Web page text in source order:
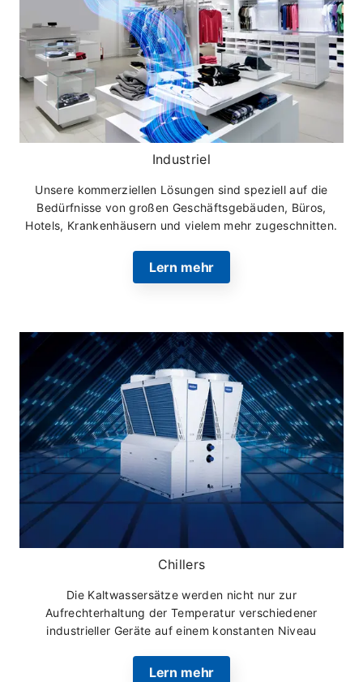
Industriel
Unsere kommerziellen Lösungen sind speziell auf die
Bedürfnisse von großen Geschäftsgebäuden, Büros,
Hotels, Krankenhäusern und vielem mehr zugeschnitten.
Lern mehr
Chillers
Die Kaltwassersätze werden nicht nur zur
Aufrechterhaltung der Temperatur verschiedener
industrieller Geräte auf einem konstanten Niveau
Gebäuden und großen Fabriken.
Lern mehr